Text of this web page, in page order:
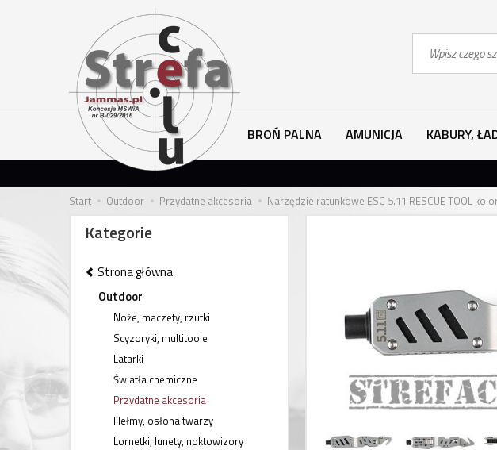
BROŃ PALNA AMUNICJA KABURY,
Start Outdoor Przydatne akcesoria Narzędzie ratunkowe ESC 5.11 RESCUE TOOL
Kategorie
Strona główna
Outdoor
Noże, maczety, rzutki
Scyzoryki, multitoole
Latarki
Światła chemiczne
Przydatne akcesoria
Hełmy, osłona twarzy
Lornetki, lunety, noktowizory